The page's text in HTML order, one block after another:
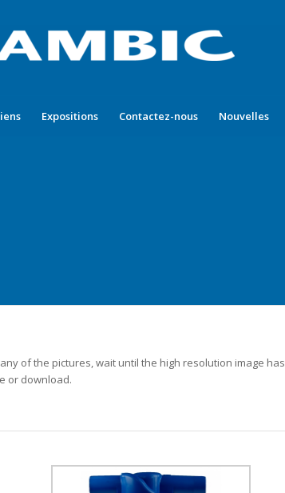
Expositions Contactez-nous Nouvelles
of the pictures, wait until the high resolution image has
or download.